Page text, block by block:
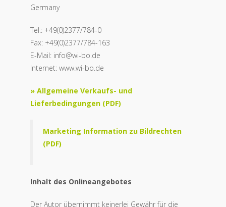
Germany
Tel.: +49(0)2377/784-0
Fax: +49(0)2377/784-163
E-Mail: info@wi-bo.de
Internet: www.wi-bo.de
» Allgemeine Verkaufs- und
Lieferbedingungen (PDF)
Marketing Information zu Bildrechten
(PDF)
Inhalt des Onlineangebotes
Der Autor übernimmt keinerlei Gewähr für die